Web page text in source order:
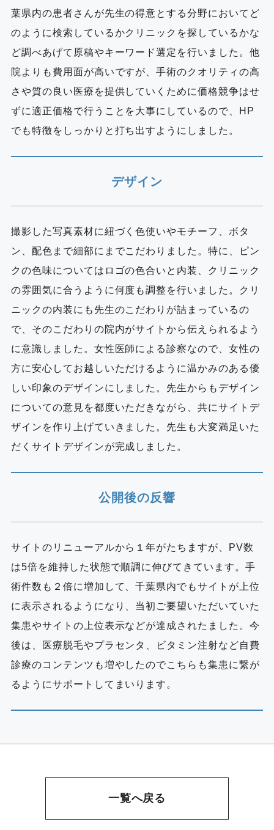
葉県内の患者さんが先生の得意とする分野においてど
のように検索しているかクリニックを探しているかな
ど調べあげて原稿やキーワード選定を行いました。他
院よりも費用面が高いですが、手術のクオリティの高
さや質の良い医療を提供していくために価格競争はせ
ずに適正価格で行うことを大事にしているので、HP
でも特徴をしっかりと打ち出すようにしました。
デザイン
撮影した写真素材に紐づく色使いやモチーフ、ボタ
ン、配色まで細部にまでこだわりました。特に、ピン
クの色味についてはロゴの色合いと内装、クリニック
の雰囲気に合うように何度も調整を行いました。クリ
ニックの内装にも先生のこだわりが詰まっているの
で、そのこだわりの院内がサイトから伝えられるよう
に意識しました。女性医師による診察なので、女性の
方に安心してお越しいただけるように温かみのある優
しい印象のデザインにしました。先生からもデザイン
についての意見を都度いただきながら、共にサイトデ
ザインを作り上げていきました。先生も大変満足いた
だくサイトデザインが完成しました。
公開後の反響
サイトのリニューアルから１年がたちますが、PV数
は5倍を維持した状態で順調に伸びてきています。手
術件数も２倍に増加して、千葉県内でもサイトが上位
に表示されるようになり、当初ご要望いただいていた
集患やサイトの上位表示などが達成されたました。今
後は、医療脱毛やプラセンタ、ビタミン注射など自費
診療のコンテンツも増やしたのでこちらも集患に繋が
るようにサポートしてまいります。
一覧へ戻る